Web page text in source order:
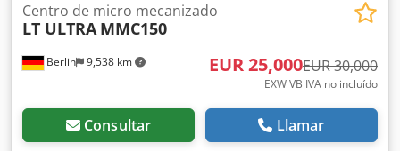
Berlin 9,538 km
Centro de micro mecanizado
LT ULTRA MMC150
EUR 25,000EUR 30,000
EXW VB IVA no incluído
Consultar Llamar